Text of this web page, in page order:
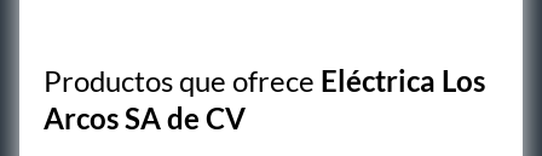
Productos que ofrece Eléctrica Los
Arcos SA de CV